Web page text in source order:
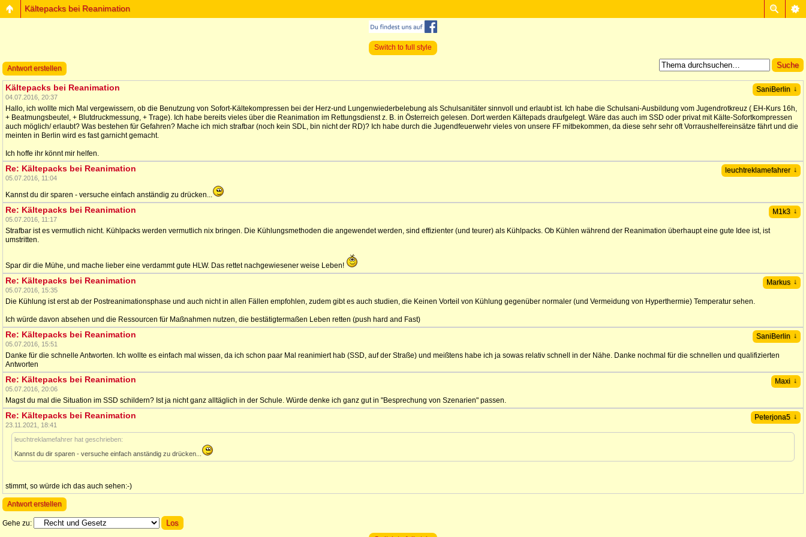
Kältepacks bei Reanimation
Switch to full style
Antwort erstellen
SaniBerlin ↓
Kältepacks bei Reanimation
04.07.2016, 20:37
Hallo, ich wollte mich Mal vergewissern, ob die Benutzung von Sofort-Kältekompressen bei der Herz-und Lungenwiederbelebung als Schulsanitäter sinnvoll und erlaubt ist. Ich habe die Schulsani-Ausbildung vom Jugendrotkreuz ( EH-Kurs 16h,
+ Beatmungsbeutel, + Blutdruckmessung, + Trage). Ich habe bereits vieles über die Reanimation im Rettungsdienst z. B. in Österreich gelesen. Dort werden Kältepads draufgelegt. Wäre das auch im SSD oder privat mit Kälte-Sofortkompressen
auch möglich/ erlaubt? Was bestehen für Gefahren? Mache ich mich strafbar (noch kein SDL, bin nicht der RD)? Ich habe durch die Jugendfeuerwehr vieles von unsere FF mitbekommen, da diese sehr sehr oft Vorraushelfereinsätze fährt und die
meinten in Berlin wird es fast garnicht gemacht.
Ich hoffe ihr könnt mir helfen.
leuchtreklamefahrer ↓
Re: Kältepacks bei Reanimation
05.07.2016, 11:04
Kannst du dir sparen - versuche einfach anständig zu drücken...
M1k3 ↓
Re: Kältepacks bei Reanimation
05.07.2016, 11:17
Strafbar ist es vermutlich nicht. Kühlpacks werden vermutlich nix bringen. Die Kühlungsmethoden die angewendet werden, sind effizienter (und teurer) als Kühlpacks. Ob Kühlen während der Reanimation überhaupt eine gute Idee ist, ist
umstritten.
Spar dir die Mühe, und mache lieber eine verdammt gute HLW. Das rettet nachgewiesener weise Leben!
Markus ↓
Re: Kältepacks bei Reanimation
05.07.2016, 15:35
Die Kühlung ist erst ab der Postreanimationsphase und auch nicht in allen Fällen empfohlen, zudem gibt es auch studien, die Keinen Vorteil von Kühlung gegenüber normaler (und Vermeidung von Hyperthermie) Temperatur sehen.
Ich würde davon absehen und die Ressourcen für Maßnahmen nutzen, die bestätigtermaßen Leben retten (push hard and Fast)
SaniBerlin ↓
Re: Kältepacks bei Reanimation
05.07.2016, 15:51
Danke für die schnelle Antworten. Ich wollte es einfach mal wissen, da ich schon paar Mal reanimiert hab (SSD, auf der Straße) und meißtens habe ich ja sowas relativ schnell in der Nähe. Danke nochmal für die schnellen und qualifizierten
Antworten
Maxi ↓
Re: Kältepacks bei Reanimation
05.07.2016, 20:06
Magst du mal die Situation im SSD schildern? Ist ja nicht ganz alltäglich in der Schule. Würde denke ich ganz gut in "Besprechung von Szenarien" passen.
Peterjona5 ↓
Re: Kältepacks bei Reanimation
23.11.2021, 18:41
leuchtreklamefahrer hat geschrieben:
Kannst du dir sparen - versuche einfach anständig zu drücken...
stimmt, so würde ich das auch sehen:-)
Antwort erstellen
Gehe zu: